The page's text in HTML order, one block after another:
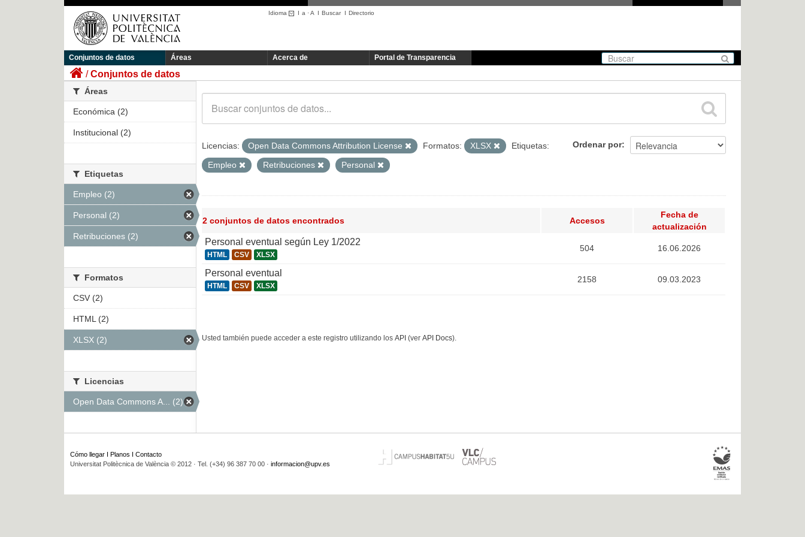
Idioma I a ·A I BuscarI Directorio
Conjuntos de datos Áreas Acerca de Portal de Transparencia
Conjuntos de datos
Ordenar por
Licencias: Open Data Commons Attribution License Formatos: XLSX
Etiquetas:
Empleo
Retribuciones Personal
2 conjuntos de datos encontrados Accesos
Fecha de
actualización
Personal eventual según Ley 1/2022
HTML CSV XLSX
504 16.06.2026
Personal eventual
HTML CSV XLSX
2158 09.03.2023
Usted también puede acceder a este registro utilizando los API (ver API Docs).
Áreas
Económica (2)
Institucional (2)
Etiquetas
Empleo (2)
Personal (2)
Retribuciones (2)
Formatos
CSV (2)
HTML (2)
XLSX (2)
Licencias
Open Data Commons A... (2)
Cómo llegar Planos
Contacto
Universitat Politècnica de València © 2012 · Tel. (+34) 96 387 70 00 · informacion@upv.es